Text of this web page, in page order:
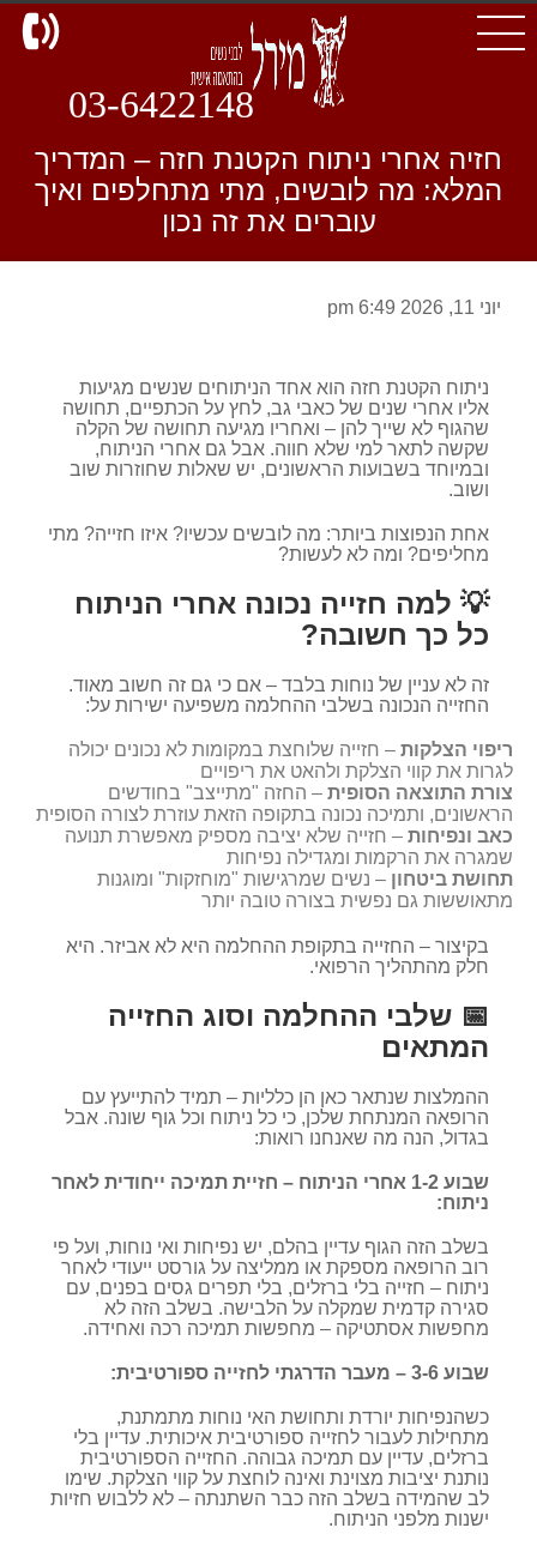
d
03-6422148
חזיה אחרי ניתוח הקטנת חזה – המדריך
המלא: מה לובשים, מתי מתחלפים ואיך
עוברים את זה נכון
יוני 11, 2026 6:49 pm
ניתוח הקטנת חזה הוא אחד הניתוחים שנשים מגיעות
אליו אחרי שנים של כאבי גב, לחץ על הכתפיים, תחושה
שהגוף לא שייך להן – ואחריו מגיעה תחושה של הקלה
שקשה לתאר למי שלא חווה. אבל גם אחרי הניתוח,
ובמיוחד בשבועות הראשונים, יש שאלות שחוזרות שוב
ושוב.
אחת הנפוצות ביותר: מה לובשים עכשיו? איזו חזייה? מתי
מחליפים? ומה לא לעשות?
💡 למה חזייה נכונה אחרי הניתוח
כל כך חשובה?
זה לא עניין של נוחות בלבד – אם כי גם זה חשוב מאוד.
החזייה הנכונה בשלבי ההחלמה משפיעה ישירות על:
ריפוי הצלקות – חזייה שלוחצת במקומות לא נכונים יכולה
לגרות את קווי הצלקת ולהאט את ריפויים
צורת התוצאה הסופית – החזה "מתייצב" בחודשים
הראשונים, ותמיכה נכונה בתקופה הזאת עוזרת לצורה הסופית
כאב ונפיחות – חזייה שלא יציבה מספיק מאפשרת תנועה
שמגרה את הרקמות ומגדילה נפיחות
תחושת ביטחון – נשים שמרגישות "מוחזקות" ומוגנות
מתאוששות גם נפשית בצורה טובה יותר
בקיצור – החזייה בתקופת ההחלמה היא לא אביזר. היא
חלק מהתהליך הרפואי.
📅 שלבי ההחלמה וסוג החזייה
המתאים
ההמלצות שנתאר כאן הן כלליות – תמיד להתייעץ עם
הרופאה המנתחת שלכן, כי כל ניתוח וכל גוף שונה. אבל
בגדול, הנה מה שאנחנו רואות:
שבוע 1-2 אחרי הניתוח – חזיית תמיכה ייחודית לאחר
ניתוח:
בשלב הזה הגוף עדיין בהלם, יש נפיחות ואי נוחות, ועל פי
רוב הרופאה מספקת או ממליצה על גורסט ייעודי לאחר
ניתוח – חזייה בלי ברזלים, בלי תפרים גסים בפנים, עם
סגירה קדמית שמקלה על הלבישה. בשלב הזה לא
מחפשות אסתטיקה – מחפשות תמיכה רכה ואחידה.
שבוע 3-6 – מעבר הדרגתי לחזייה ספורטיבית:
כשהנפיחות יורדת ותחושת האי נוחות מתמתנת,
מתחילות לעבור לחזייה ספורטיבית איכותית. עדיין בלי
ברזלים, עדיין עם תמיכה גבוהה. החזייה הספורטיבית
נותנת יציבות מצוינת ואינה לוחצת על קווי הצלקת. שימו
לב שהמידה בשלב הזה כבר השתנתה – לא ללבוש חזיות
ישנות מלפני הניתוח.